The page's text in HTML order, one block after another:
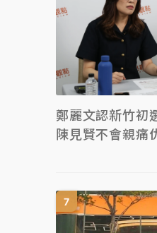
鄭麗文認新竹
陳見賢不會親痛